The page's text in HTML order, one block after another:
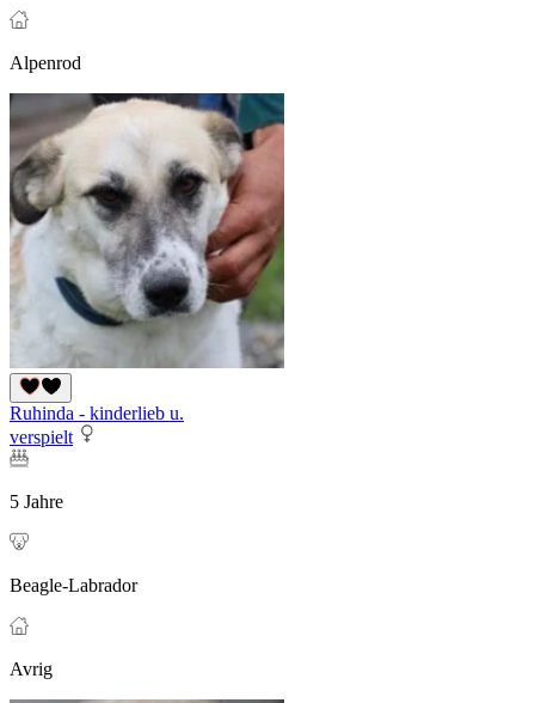
Alpenrod
Ruhinda - kinderlieb u.
verspielt
5 Jahre
Beagle-Labrador
Avrig